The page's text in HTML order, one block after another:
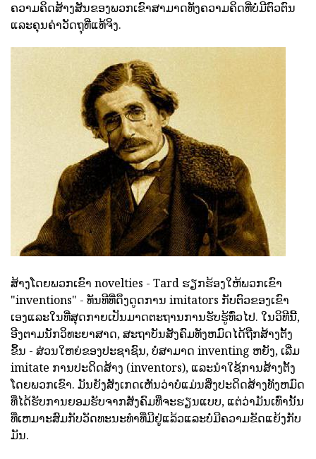
ຄວາມຄິດສ້າງສັນຂອງພວກເຂົາສາມາດທັງຄວາມຄິດທີ່ບໍ່ມີຕົວຕົນ
ແລະຄຸນຄ່າວັດຖຸທີ່ແທ້ຈິງ.
ສ້າງໂດຍພວກເຂົາ novelties - Tard ຮຽກຮ້ອງໃຫ້ພວກເຂົາ
"inventions" - ທັນທີທີ່ດຶງດູດການ imitators ກັບຕົວຂອງເຂົາ
ເອງແລະໃນທີ່ສຸດກາຍເປັນມາດຕະຖານການຮັບຮູ້ທົ່ວໄປ. ໃນວິທີນີ້,
ອີງຕາມນັກວິທະຍາສາດ, ສະຖາບັນສັງຄົມທັງຫມົດໄດ້ຖືກສ້າງຕັ້ງ
ຂຶ້ນ - ສ່ວນໃຫຍ່ຂອງປະຊາຊົນ, ບໍ່ສາມາດ inventing ຫຍັງ, ເລີ່ມ
imitate ການປະດິດສ້າງ (inventors), ແລະນໍາໃຊ້ການສ້າງຕັ້ງ
ໂດຍພວກເຂົາ. ມັນຍັງສັງເກດເຫັນວ່າບໍ່ແມ່ນສິ່ງປະດິດສ້າງທັງຫມົດ
ທີ່ໄດ້ຮັບການຍອມຮັບຈາກສັງຄົມທີ່ຈະຮຽນແບບ, ແຕ່ວ່າມັນເທົ່ານັ້ນ
ທີ່ເຫມາະສົມກັບວັດທະນະທໍາທີ່ມີຢູ່ແລ້ວແລະບໍ່ມີຄວາມຂັດແຍ້ງກັບ
ມັນ.